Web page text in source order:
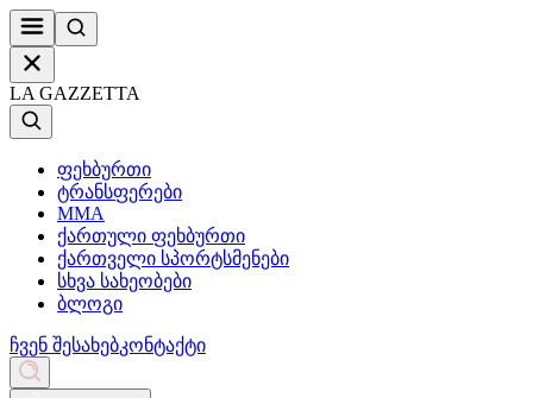
LA GAZZETTA
ფეხბურთი
ტრანსფერები
MMA
ქართული ფეხბურთი
ქართველი სპორტსმენები
სხვა სახეობები
ბლოგი
ჩვენ შესახებკონტაქტი